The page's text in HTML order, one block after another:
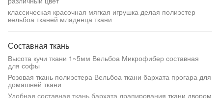
классическая красочная мягкая игрушка делая полиэстер
вельбоа тканей младенца ткани
Составная ткань
Высота кучи ткани 1~5мм Вельбоа Микрофибер составная
для софы
Розовая ткань полиэстера Вельбоа ткани бархата прогара для
домашней ткани
Удобная составная ткань бархата драпирования ткани двором